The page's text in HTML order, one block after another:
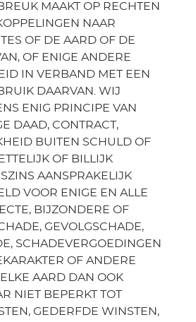
MAAKT OP RECHTEN
NAAR
OF DE AARD OF DE
OF ENIGE ANDERE
IN VERBAND MET EEN
DAARVAN. WIJ
ENIG PRINCIPE VAN
DAAD, CONTRACT,
BUITEN SCHULD OF
OF BILLIJK
AANSPRAKELIJK
VOOR ENIGE EN ALLE
BIJZONDERE OF
GEVOLGSCHADE,
SCHADEVERGOEDINGEN
OF ANDERE
AARD DAN OOK
NIET BEPERKT TOT
GEDERFDE WINSTEN,